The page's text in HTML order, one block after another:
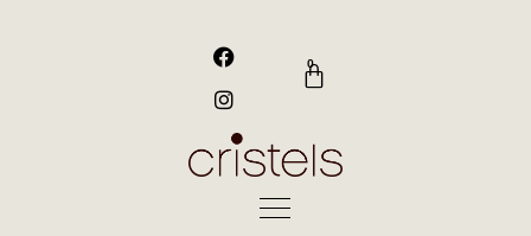
F
a
c
e
b
o
I
n
s
t
a
g
0
Kurv